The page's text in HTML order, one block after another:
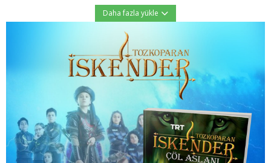
Daha fazla yükle